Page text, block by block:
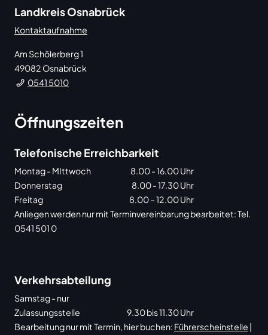
Landkreis Osnabrück
Kontaktaufnahme
Am Schölerberg 1
49082 Osnabrück
0541 5010
Öffnungszeiten
Telefonische Erreichbarkeit
Montag - MIttwoch
8.00 - 16.00 Uhr
Donnerstag
8.00 - 17.30 Uhr
Freitag
8.00 – 12.00 Uhr
Anliegen werden nur mit Terminvereinbarung bearbeitet: Tel.
0541 501 0
Verkehrsabteilung
Samstag - nur
Zulassungsstelle
9.30 bis 11.30 Uhr
Bearbeitung nur mit Termin, hier buchen: Führerscheinstelle |